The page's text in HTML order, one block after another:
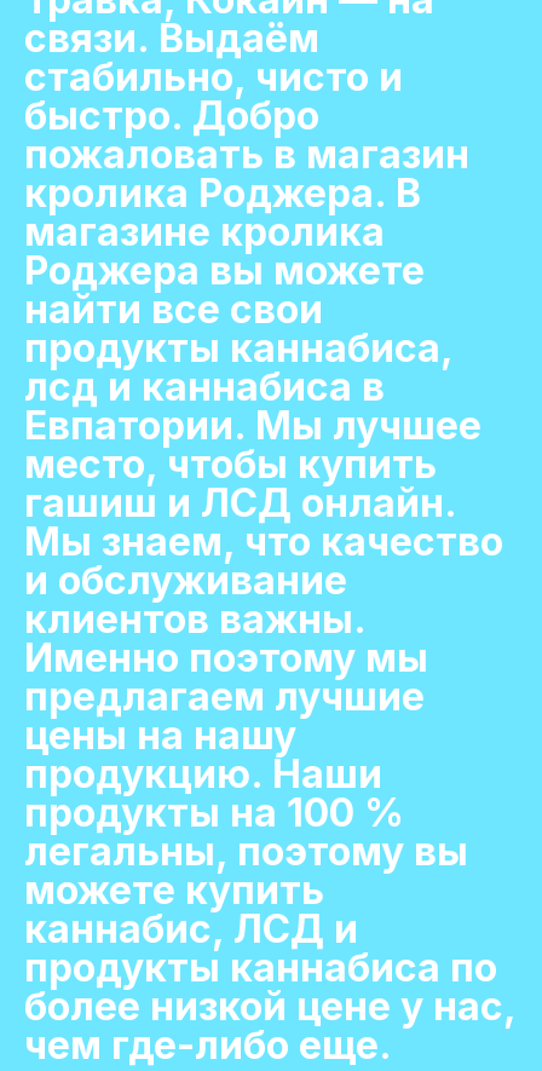
связи. Выдаём
стабильно, чисто и
быстро. Добро
пожаловать в магазин
кролика Роджера. В
магазине кролика
Роджера вы можете
найти все свои
продукты каннабиса,
лсд и каннабиса в
Евпатории. Мы лучшее
место, чтобы купить
гашиш и ЛСД онлайн.
Мы знаем, что качество
и обслуживание
клиентов важны.
Именно поэтому мы
предлагаем лучшие
цены на нашу
продукцию. Наши
продукты на 100 %
легальны, поэтому вы
можете купить
каннабис, ЛСД и
продукты каннабиса по
более низкой цене у нас,
чем где-либо еще.